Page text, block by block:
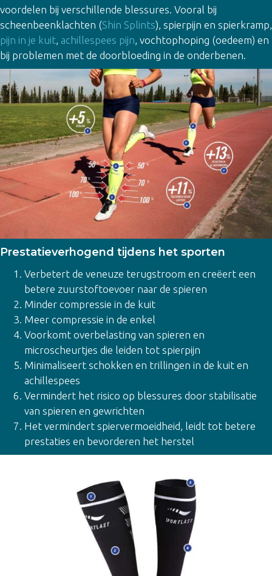
voordelen bij verschillende blessures. Vooral bij
scheenbeenklachten (Shin Splints), spierpijn en spierkramp,
pijn in je kuit, achillespees pijn, vochtophoping (oedeem) en
bij problemen met de doorbloeding in de onderbenen.
Prestatieverhogend tijdens het sporten
Verbetert de veneuze terugstroom en creëert een
betere zuurstoftoevoer naar de spieren
Minder compressie in de kuit
Meer compressie in de enkel
Voorkomt overbelasting van spieren en
microscheurtjes die leiden tot spierpijn
Minimaliseert schokken en trillingen in de kuit en
achillespees
Vermindert het risico op blessures door stabilisatie
van spieren en gewrichten
Het vermindert spiervermoeidheid, leidt tot betere
prestaties en bevorderen het herstel